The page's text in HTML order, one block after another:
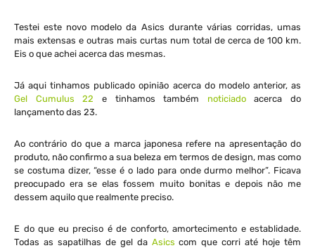
Testei este novo modelo da Asics durante várias corridas, umas
mais extensas e outras mais curtas num total de cerca de 100 km.
Eis o que achei acerca das mesmas.
Já aqui tinhamos publicado opinião acerca do modelo anterior, as
Gel Cumulus 22 e tinhamos também noticiadoacerca do
lançamento das 23.
Ao contrário do que a marca japonesa refere na apresentação do
produto, não confirmo a sua beleza em termos de design, mas como
se costuma dizer, “esse é o lado para onde durmo melhor”. Ficava
preocupado era se elas fossem muito bonitas e depois não me
dessem aquilo que realmente preciso.
E do que eu preciso é de conforto, amortecimento e establidade.
Todas as sapatilhas de gel da Asics com que corri até hoje têm